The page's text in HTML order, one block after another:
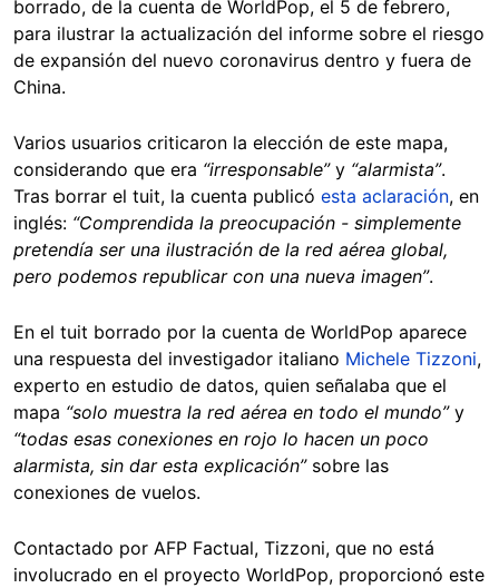
borrado, de la cuenta de WorldPop, el 5 de febrero,
para ilustrar la actualización del informe sobre el riesgo
de expansión del nuevo coronavirus dentro y fuera de
China.
Varios usuarios criticaron la elección de este mapa,
considerando que era “irresponsable”y “alarmista”.
Tras borrar el tuit, la cuenta publicó esta aclaración, en
inglés: “Comprendida la preocupación - simplemente
pretendía ser una ilustración de la red aérea global,
pero podemos republicar con una nueva imagen”.
En el tuit borrado por la cuenta de WorldPop aparece
una respuesta del investigador italiano Michele Tizzoni,
experto en estudio de datos, quien señalaba que el
mapa “solo muestra la red aérea en todo el mundo”y
“todas esas conexiones en rojo lo hacen un poco
alarmista, sin dar esta explicación”sobre las
conexiones de vuelos.
Contactado por AFP Factual, Tizzoni, que no está
involucrado en el proyecto WorldPop, proporcionó este